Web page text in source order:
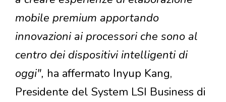
mobile premium apportando
innovazioni ai processori che sono al
centro dei dispositivi intelligenti di
oggi", ha affermato Inyup Kang,
Presidente del System LSI Business di